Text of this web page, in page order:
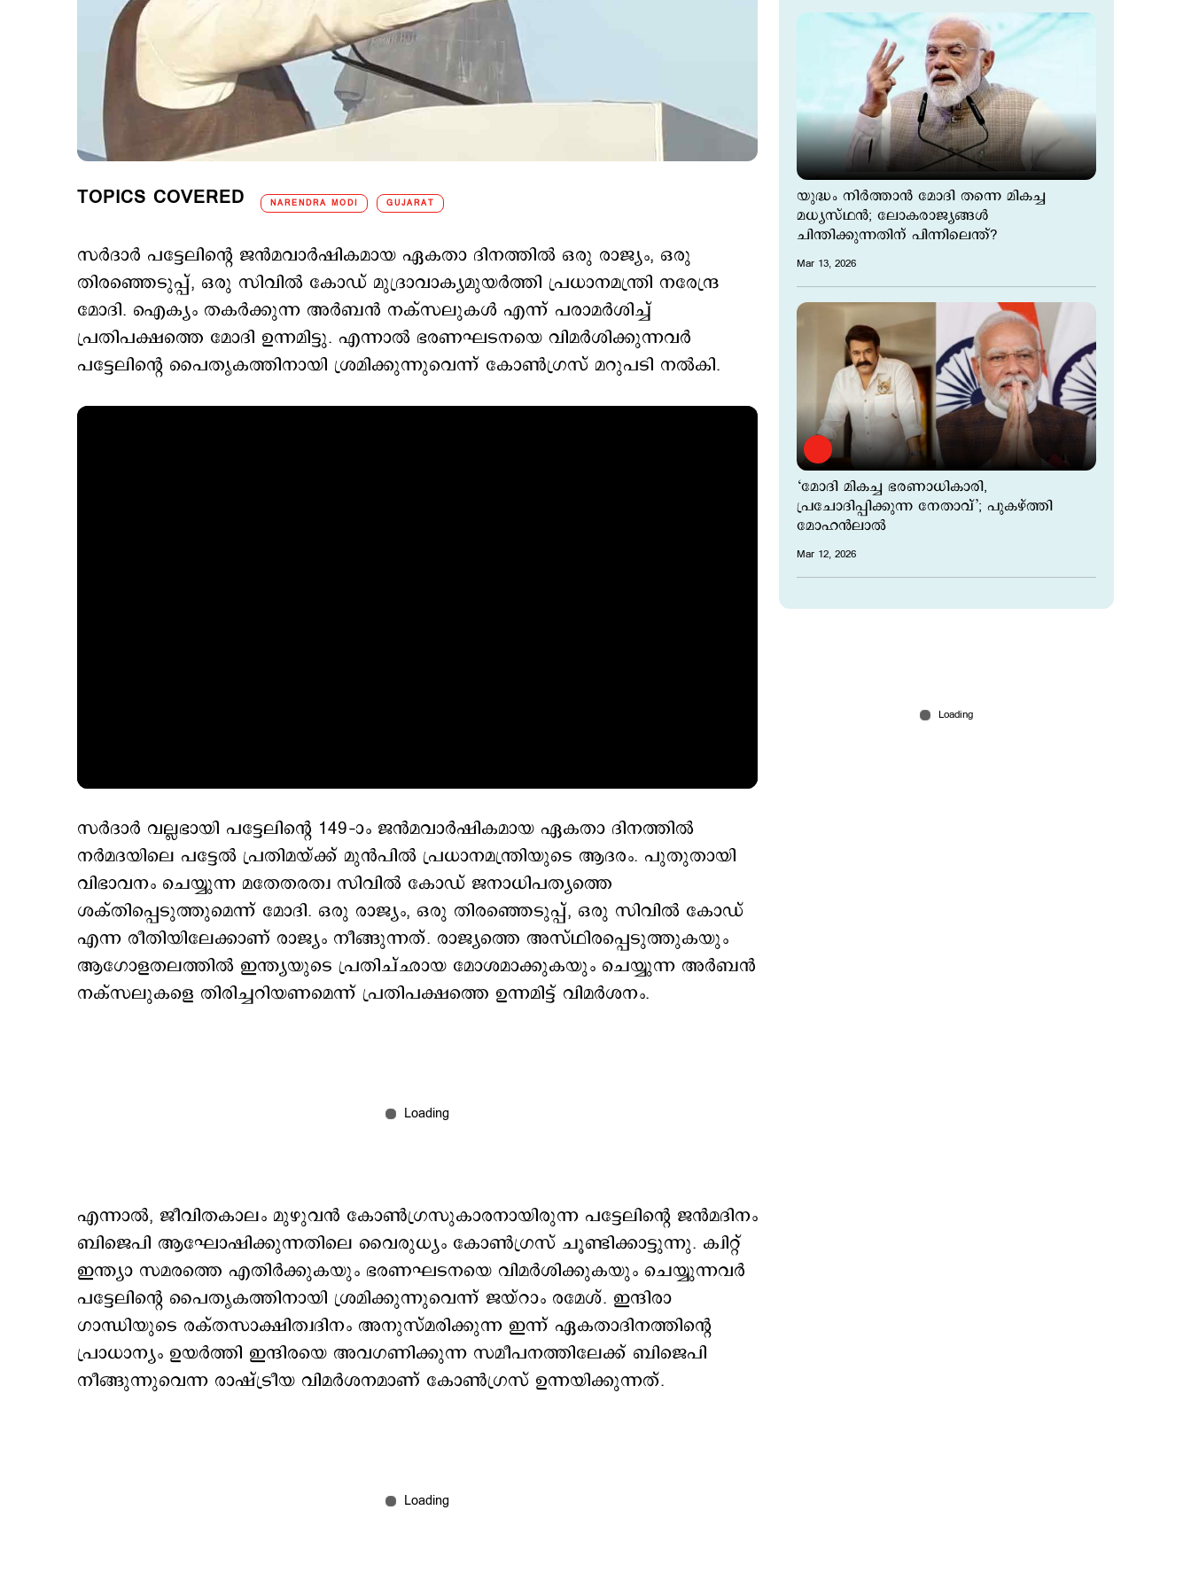
TOPICS COVERED NARENDRA MODI GUJARAT
സര്‍ദാര്‍ പട്ടേലിന്‍റെ ജന്‍മവാര്‍ഷികമായ ഏകതാ ദിനത്തില്‍ ഒരു രാജ്യം, ഒരു
തിരഞ്ഞെടുപ്പ്, ഒരു സിവില്‍ കോഡ് മുദ്രാവാക്യമുയര്‍ത്തി പ്രധാനമന്ത്രി നരേന്ദ്ര
മോദി. ഐക്യം തകര്‍ക്കുന്ന അര്‍‌ബന്‍ നക്സലുകള്‍ എന്ന് പരാമര്‍ശിച്ച്
പ്രതിപക്ഷത്തെ മോദി ഉന്നമിട്ടു. എന്നാല്‍ ഭരണഘടനയെ വിമര്‍ശിക്കുന്നവര്‍
പട്ടേലിന്‍റെ പൈതൃകത്തിനായി ശ്രമിക്കുന്നുവെന്ന് കോണ്‍ഗ്രസ് മറുപടി നല്‍കി.
സര്‍ദാര്‍ വല്ലഭായി പട്ടേലിന്‍റെ 149–ാം ജന്‍മവാര്‍ഷികമായ ഏകതാ ദിനത്തില്‍
നര്‍മദയിലെ പട്ടേല്‍ പ്രതിമയ്ക്ക് മുന്‍പില്‍ പ്രധാനമന്ത്രിയുടെ ആദരം. പുതുതായി
വിഭാവനം ചെയ്യുന്ന മതേതരത്വ സിവില്‍ കോഡ് ജനാധിപത്യത്തെ
ശക്തിപ്പെടുത്തുമെന്ന് മോദി. ഒരു രാജ്യം, ഒരു തിരഞ്ഞെടുപ്പ്, ഒരു സിവില്‍ കോഡ്
എന്ന രീതിയിലേക്കാണ് രാജ്യം നീങ്ങുന്നത്. രാജ്യത്തെ അസ്ഥിരപ്പെടുത്തുകയും
ആഗോളതലത്തില്‍ ഇന്ത്യയുടെ പ്രതിച്ഛായ മോശമാക്കുകയും ചെയ്യുന്ന അര്‍ബന്‍
നക്സലുകളെ തിരിച്ചറിയണമെന്ന് പ്രതിപക്ഷത്തെ ഉന്നമിട്ട് വിമര്‍ശനം.
എന്നാല്‍, ജീവിതകാലം മുഴുവന്‍ കോണ്‍ഗ്രസുകാരനായിരുന്ന പട്ടേലിന്‍റെ ജന്‍മദിനം
ബിജെപി ആഘോഷിക്കുന്നതിലെ വൈരുധ്യം കോണ്‍ഗ്രസ് ചൂണ്ടിക്കാട്ടുന്നു. ക്വിറ്റ്
ഇന്ത്യാ സമരത്തെ എതിര്‍ക്കുകയും ഭരണഘടനയെ വിമര്‍ശിക്കുകയും ചെയ്യുന്നവര്‍
പട്ടേലിന്‍റെ പൈതൃകത്തിനായി ശ്രമിക്കുന്നുവെന്ന് ജയ്റാം രമേശ്. ഇന്ദിരാ
ഗാന്ധിയുടെ രക്തസാക്ഷിത്വദിനം അനുസ്മരിക്കുന്ന ഇന്ന് ഏകതാദിനത്തിന്‍റെ
പ്രാധാന്യം ഉയര്‍ത്തി ഇന്ദിരയെ അവഗണിക്കുന്ന സമീപനത്തിലേക്ക് ബിജെപി
നീങ്ങുന്നുവെന്ന രാഷ്ട്രീയ വിമര്‍ശനമാണ് കോണ്‍ഗ്രസ് ഉന്നയിക്കുന്നത്.
യുദ്ധം നിര്‍ത്താന്‍ മോദി തന്നെ മികച്ച
മധ്യസ്ഥന്‍; ലോകരാജ്യങ്ങള്‍
ചിന്തിക്കുന്നതിന് പിന്നിലെന്ത്?
Mar 13, 2026
‘മോദി മികച്ച ഭരണാധികാരി,
പ്രചോദിപ്പിക്കുന്ന നേതാവ്’; പുകഴ്ത്തി
മോഹൻലാൽ
Mar 12, 2026